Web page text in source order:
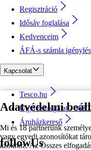
Adatvédelmi
Mi és 18 partnerünk
vagy egyedi azonosítókat
azokhoz. Az Összes
Regisztráció
Idősáv foglalása
Kedvenceim
ÁFÁ-s számla igénylés
Kapcsolat
Tesco.hu
Ügyfélszolgálat -
Áruházkereső
followUs